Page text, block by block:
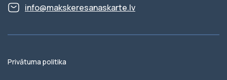
info@makskeresanaskarte.lv
Privātuma politika